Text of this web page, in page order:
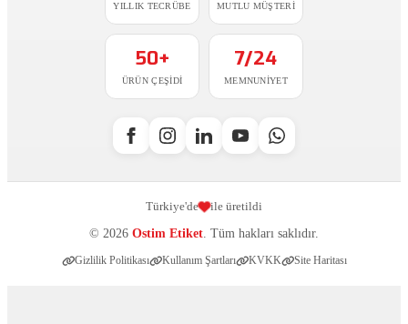
YILLIK TECRÜBE MUTLU MÜŞTERI
50+
ÜRÜN ÇEŞIDI
7/24
MEMNUNIYET
© 2026 Ostim Etiket. Tüm hakları saklıdır.
Türkiye'de ile üretildi
Gizlilik Politikası Kullanım Şartları KVKK Site Haritası